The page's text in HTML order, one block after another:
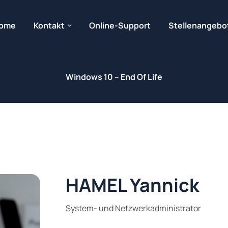
Kontakt Online-Support
Windows 10 – End Of Life
HAMEL Yannick
System- und Netzwerkadministrator